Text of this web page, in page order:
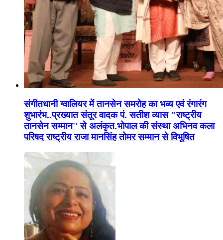
संगीतधानी ग्वालियर में तानसेन समरोह का भव्य एवं रंगारंग
शुभारंभ..प्रख्यात संतूर वादक पं. सतीश व्यास "राष्ट्रीय
तानसेन सम्मान'' से अलंकृत.भोपाल की संस्था अभिनव कला
परिषद राष्ट्रीय राजा मानसिंह तोमर सम्मान से विभूषित